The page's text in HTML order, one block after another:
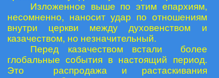
Изложенное выше по этим епархиям,
несомненно, наносит удар по отношениям
внутри церкви между духовенством и
казачеством, но незначительный.
Перед казачеством встали более
глобальные события в настоящий период.
Это распродажа и растаскивания